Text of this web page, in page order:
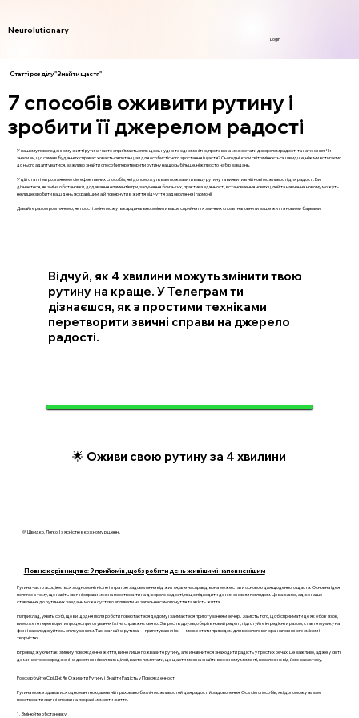
Neurolutionary
Login
Статті розділу "Знайти щастя"
7 способів оживити рутину і
зробити її джерелом радості
У нашому повсякденному житті рутина часто сприймається як щось нудне та одноманітне, проте вона може стати джерелом радості та натхнення. Чи
знали ви, що саме в буденних справах ховається потенціал для особистісного зростання і щастя? Сьогодні, коли світ змінюється швидше, ніж ми встигаємо
до нього адаптуватися, важливо знайти способи перетворити рутину на щось більше, ніж просто набір завдань.
У цій статті ми розглянемо сім ефективних способів, які допоможуть вам пожвавити вашу рутину та виявити в ній нові можливості для радості. Ви
дізнаєтеся, як зміна обстановки, додавання елементів гри, залучення близьких, практика вдячності, встановлення нових цілей та навчання новому можуть
не лише зробити ваш день яскравішим, а й повернути в життя відчуття задоволення і гармонії.
Давайте разом розглянемо, як прості зміни можуть кардинально змінити ваше сприйняття звичних справ і наповнити ваше життя новими барвами
Відчуй, як 4 хвилини можуть змінити твою
рутину на краще. У Телеграм ти
дізнаєшся, як з простими техніками
перетворити звичні справи на джерело
радості.
🌟 Оживи свою рутину за 4 хвилини
💛 Швидко. Легко. І з ясністю в кожному рішенні.
Повне керівництво: 9 прийомів, щоб зробити день живішим і наповненішим
Рутина часто асоціюється з одноманітністю і втратою задоволення від життя, але насправді вона може стати основою для щоденного щастя. Основна ідея
полягає в тому, що навіть звичні справи можна перетворити на джерело радості, якщо підходити до них з новим поглядом. Це важливо, адже наше
ставлення до рутинних завдань може суттєво впливати на загальне самопочуття та якість життя.
Наприклад, уявіть собі, що ви щодня після роботи повертаєтеся додому і займаєтеся приготуванням вечері. Замість того, щоб сприймати це як обов'язок,
ви можете перетворити процес приготування їжі на справжнє свято. Запросіть друзів, оберіть новий рецепт, підготуйте інгредієнти разом, ставте музику на
фоні і насолоджуйтесь спілкуванням. Так, звичайна рутина — приготування їжі — може стати приводом для веселого вечора, наповненого сміхом і
творчістю.
Впроваджуючи такі зміни у повсякденне життя, ви не лише пожвавите рутину, але й навчитеся знаходити радість у простих речах. Це важливо, адже у світі,
де ми часто зосереджені на досягненні великих цілей, варто пам’ятати, що щастя можна знайти в кожному моменті, незалежно від його характеру.
Розфарбуйте Сірі Дні: Як Оживити Рутину і Знайти Радість у Повсякденності
Рутина може здаватися одноманітною, але в ній приховано безліч можливостей для радості й задоволення. Ось сім способів, які допоможуть вам
перетворити звичні справи на яскраві моменти життя.
1. Змінюйте обстановку